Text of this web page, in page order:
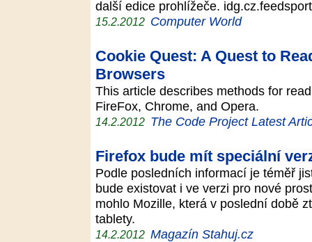
další edice prohlížeče.
15.2.2012 Computer World
Cookie Quest: A Quest to
Browsers
This article describes methods for
FireFox, Chrome, and Opera.
14.2.2012 The Code Project Latest
Firefox bude mít speciální
Podle posledních informací je téměř
bude existovat i ve verzi pro nové
mohlo Mozille, která v poslední době
tablety.
14.2.2012 Magazín Stahuj.cz